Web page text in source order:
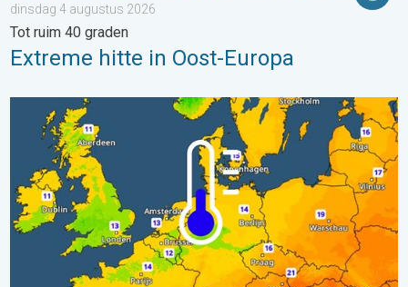
dinsdag 4 augustus 2026
Tot ruim 40 graden
Extreme hitte in Oost-Europa
Er komen koelere nachten aan. West- en Midden-Europa. . .